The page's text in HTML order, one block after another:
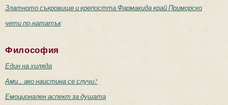
Златното съкровище и крепостта Фармакида край Приморско
чети по-нататък
Философия
Един на хиляда
Ами... ако наистина се случи?
Емоционален аспект за душата